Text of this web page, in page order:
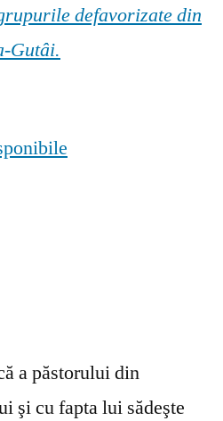
defavorizate din
Gutâi.
a păstorului din
şi cu fapta lui sădeşte